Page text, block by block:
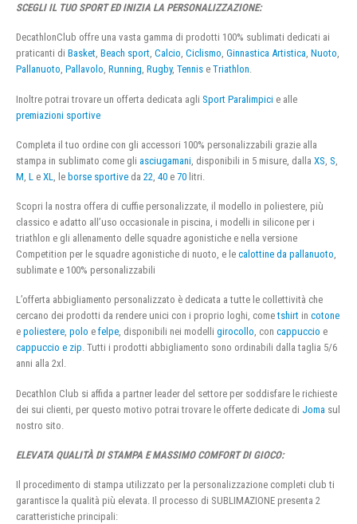
SCEGLI IL TUO SPORT ED INIZIA LA PERSONALIZZAZIONE:
DecathlonClub offre una vasta gamma di prodotti 100% sublimati dedicati ai
praticanti di Basket, Beach sport, Calcio, Ciclismo, Ginnastica Artistica, Nuoto,
Pallanuoto, Pallavolo, Running, Rugby, Tennis e Triathlon.
Inoltre potrai trovare un offerta dedicata agli Sport Paralimpici e alle
premiazioni sportive
Completa il tuo ordine con gli accessori 100% personalizzabili grazie alla
stampa in sublimato come gli asciugamani , disponibili in 5 misure, dalla XS S
M L e XL , le borse sportive da 22 40 e 70 litri.
Scopri la nostra offera di cuffie personalizzate, il modello in poliestere, più
classico e adatto all’uso occasionale in piscina, i modelli in silicone per i
triathlon e gli allenamento delle squadre agonistiche e nella versione
Competition per le squadre agonistiche di nuoto, e le calottine da pallanuoto,
sublimate e 100% personalizzabili
L’offerta abbigliamento personalizzato è dedicata a tutte le collettività che
cercano dei prodotti da rendere unici con i proprio loghi, cometshirt in cotone
e poliestere, polo e felpe, disponibili nei modelli girocollo, con cappuccio e
cappuccio e zip. Tutti i prodotti abbigliamento sono ordinabili dalla taglia 5/6
anni alla 2xl.
Decathlon Club si affida a partner leader del settore per soddisfare le richieste
dei sui clienti, per questo motivo potrai trovare le offerte dedicate di Joma sul
nostro sito.
ELEVATA QUALITÀ DI STAMPA E MASSIMO COMFORT DI GIOCO:
Il procedimento di stampa utilizzato per la personalizzazione completi club ti
garantisce la qualità più elevata. Il processo di SUBLIMAZIONE presenta 2
caratteristiche principali: